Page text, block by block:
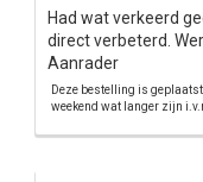
Had wat verkeerd
direct verbeterd.
Aanrader
Deze bestelling is
weekend wat langer zijn